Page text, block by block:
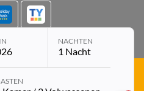
NACHTEN
1 Nacht